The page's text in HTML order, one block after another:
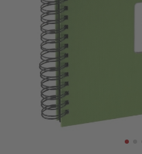
RÁMIKY
FOTOALBUMY
Akcie a zľavy
CEWE Fotoprodukty